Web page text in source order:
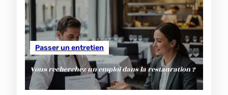
Passer un entretien
Vous recherchez un emploi dans la restauration ?